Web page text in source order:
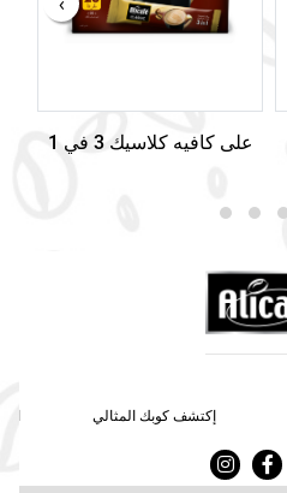
على كافيه كلاسيك 3 في 1
إكتشف كوبك المثالي